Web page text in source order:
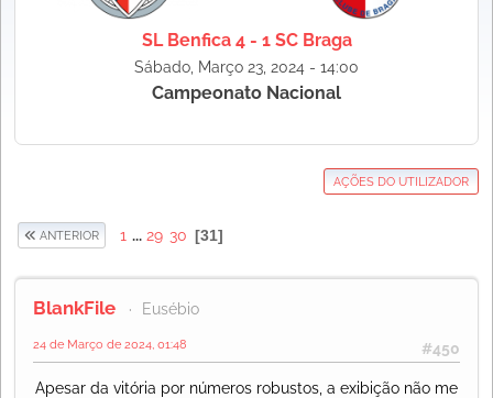
SL Benfica 4 - 1 SC Braga
Sábado, Março 23, 2024 - 14:00
Campeonato Nacional
AÇÕES DO UTILIZADOR
ANTERIOR 1 ... 29 30 31
BlankFile Eusébio
#450
24 de Março de 2024, 01:48
Apesar da vitória por números robustos, a exibição não me